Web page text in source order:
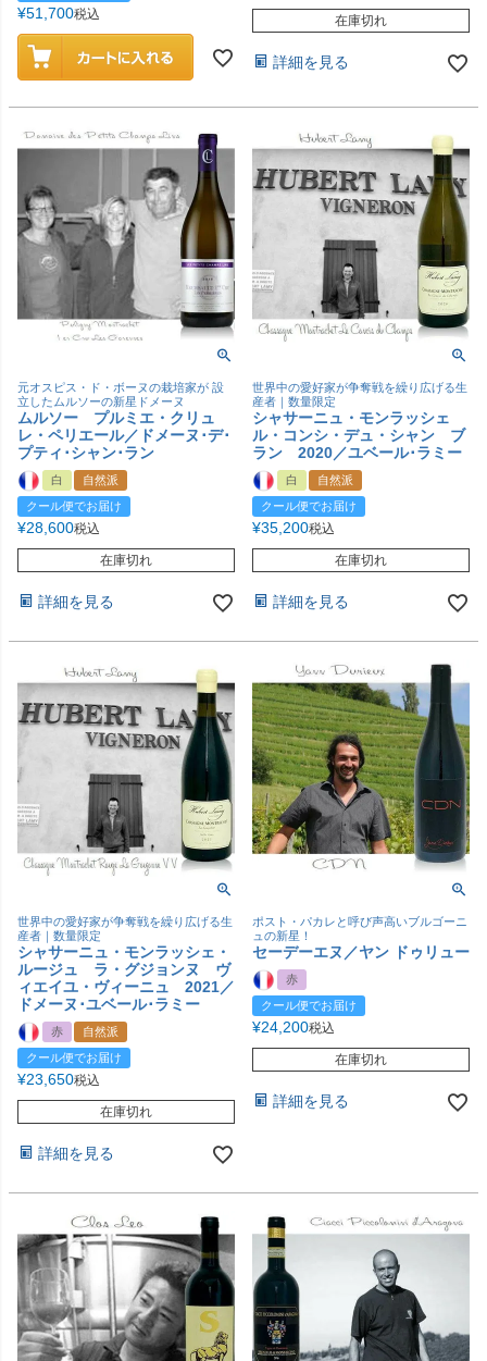
¥51,700税込 在庫切れ
詳細を見る
元オスピス・ド・ボーヌの栽培家が 設
立したムルソーの新星ドメーヌ
ムルソー プルミエ・クリュ
レ・ペリエール／ドメーヌ･デ･
プティ･シャン･ラン
白
自然派
クール便でお届け
¥28,600税込
在庫切れ
詳細を見る
世界中の愛好家が争奪戦を繰り広げる生
産者｜数量限定
シャサーニュ・モンラッシェ
ル・コンシ・デュ・シャン ブ
ラン 2020／ユベール･ラミー
白
自然派
クール便でお届け
¥35,200税込
在庫切れ
詳細を見る
世界中の愛好家が争奪戦を繰り広げる生
産者｜数量限定
シャサーニュ・モンラッシェ・
ルージュ ラ・グジョンヌ ヴ
ィエイユ・ヴィーニュ 2021／
ドメーヌ･ユベール･ラミー
赤
自然派
クール便でお届け
¥23,650税込
在庫切れ
詳細を見る
ポスト・パカレと呼び声高いブルゴーニ
ュの新星！
セーデーエヌ／ヤン ドゥリュー
赤
クール便でお届け
¥24,200税込
在庫切れ
詳細を見る